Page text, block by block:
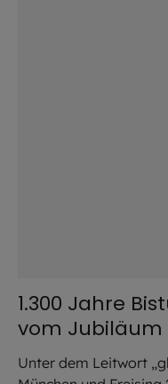
1.300 Jahre
vom Jubiläum
Unter dem Leitwort